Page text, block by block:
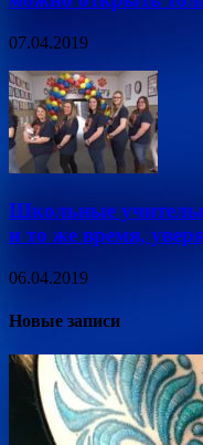
07.04.2019
Школьные
и то же время,
06.04.2019
Новые записи